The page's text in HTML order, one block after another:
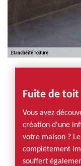
Fuite de toit
Vous avez
création d'une
votre maison ?
complètement
souffert